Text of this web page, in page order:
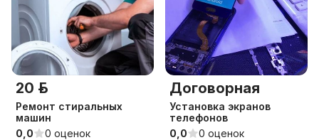
20 р.
Ремонт стиральных
машин
0,0
0 оценок
Договорная
Установка экранов
телефонов
0,0
0 оценок